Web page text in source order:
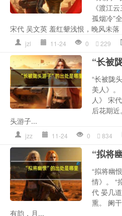
《渡江
孤烟冷”
宋代 吴文英 羞红颦浅恨，晚风未落
jzl 11-24 0 229
“长被
“长被陇
美人》。
人》 宋
后花期
头游子...
jzz 11-24 0 834
“拟将
“拟将幽
情》。 “
代 晏几
熏。 阑
有韵，月...